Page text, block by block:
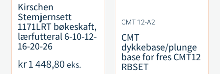
Kirschen
Stemjernsett
1171LRT bøkeskaft,
lærfutteral 6-10-12-
16-20-26
kr1 448,80 eks.
CMT 12-A2
CMT
dykkebase/plunge
base for fres CMT12
RBSET